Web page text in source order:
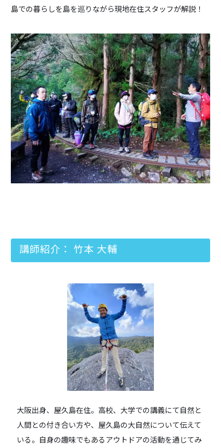
島での暮らしを島を巡りながら現地在住スタッフが解説！
講師紹介： 竹本 大輔
大阪出身、屋久島在住。高校、大学での講義にて自然と
人間との付き合い方や、屋久島の大自然について伝えて
いる。自身の趣味でもあるアウトドアの活動を通じてみ